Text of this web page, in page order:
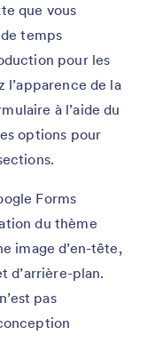
que vous
temps
pour les
l’apparence de la
à l’aide du
options pour
Forms
du thème
image d’en-tête,
d’arrière-plan.
pas